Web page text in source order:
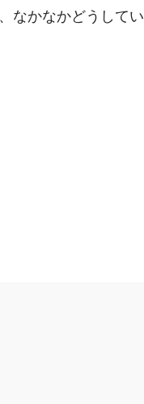
なかなかどうしてい